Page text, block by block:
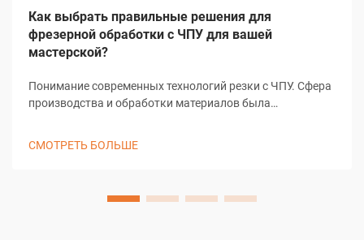
Как выбрать правильные решения для
фрезерной обработки с ЧПУ для вашей
мастерской?
Понимание современных технологий резки с ЧПУ. Сфера
производства и обработки материалов была
СМОТРЕТЬ БОЛЬШЕ